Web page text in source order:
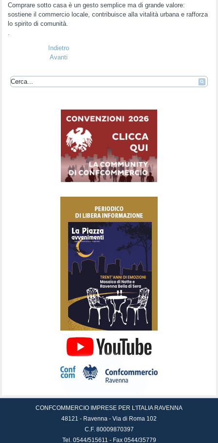
Comprare sotto casa è un gesto semplice ma di grande valore:
sostiene il commercio locale, contribuisce alla vitalità urbana e rafforza
lo spirito di comunità.
.
Indietro
Avanti
CONFCOMMERCIO IMPRESE PER L'ITALIA RAVENNA
48121 - Ravenna - Via di Roma 102
C.F. 80009870397
Tel. 0544/515611 - Fax 0544/35779